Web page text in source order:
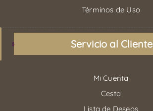
Términos de Uso
Servicio al Cliente
Mi Cuenta
Cesta
Lista de Deseos